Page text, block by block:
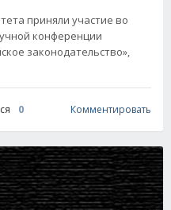
приняли участие во
конференции
законодательство»,
0 Комментировать